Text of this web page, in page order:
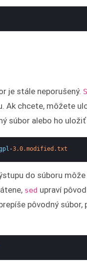
je stále neporušený.
Ak chcete, môžete
súbor alebo ho uložiť
-3.0.modified.txt
do súboru môže
sed upraví
pôvodný súbor,